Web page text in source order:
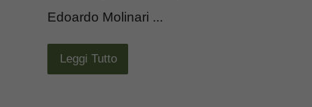
Edoardo Molinari ...
Leggi Tutto